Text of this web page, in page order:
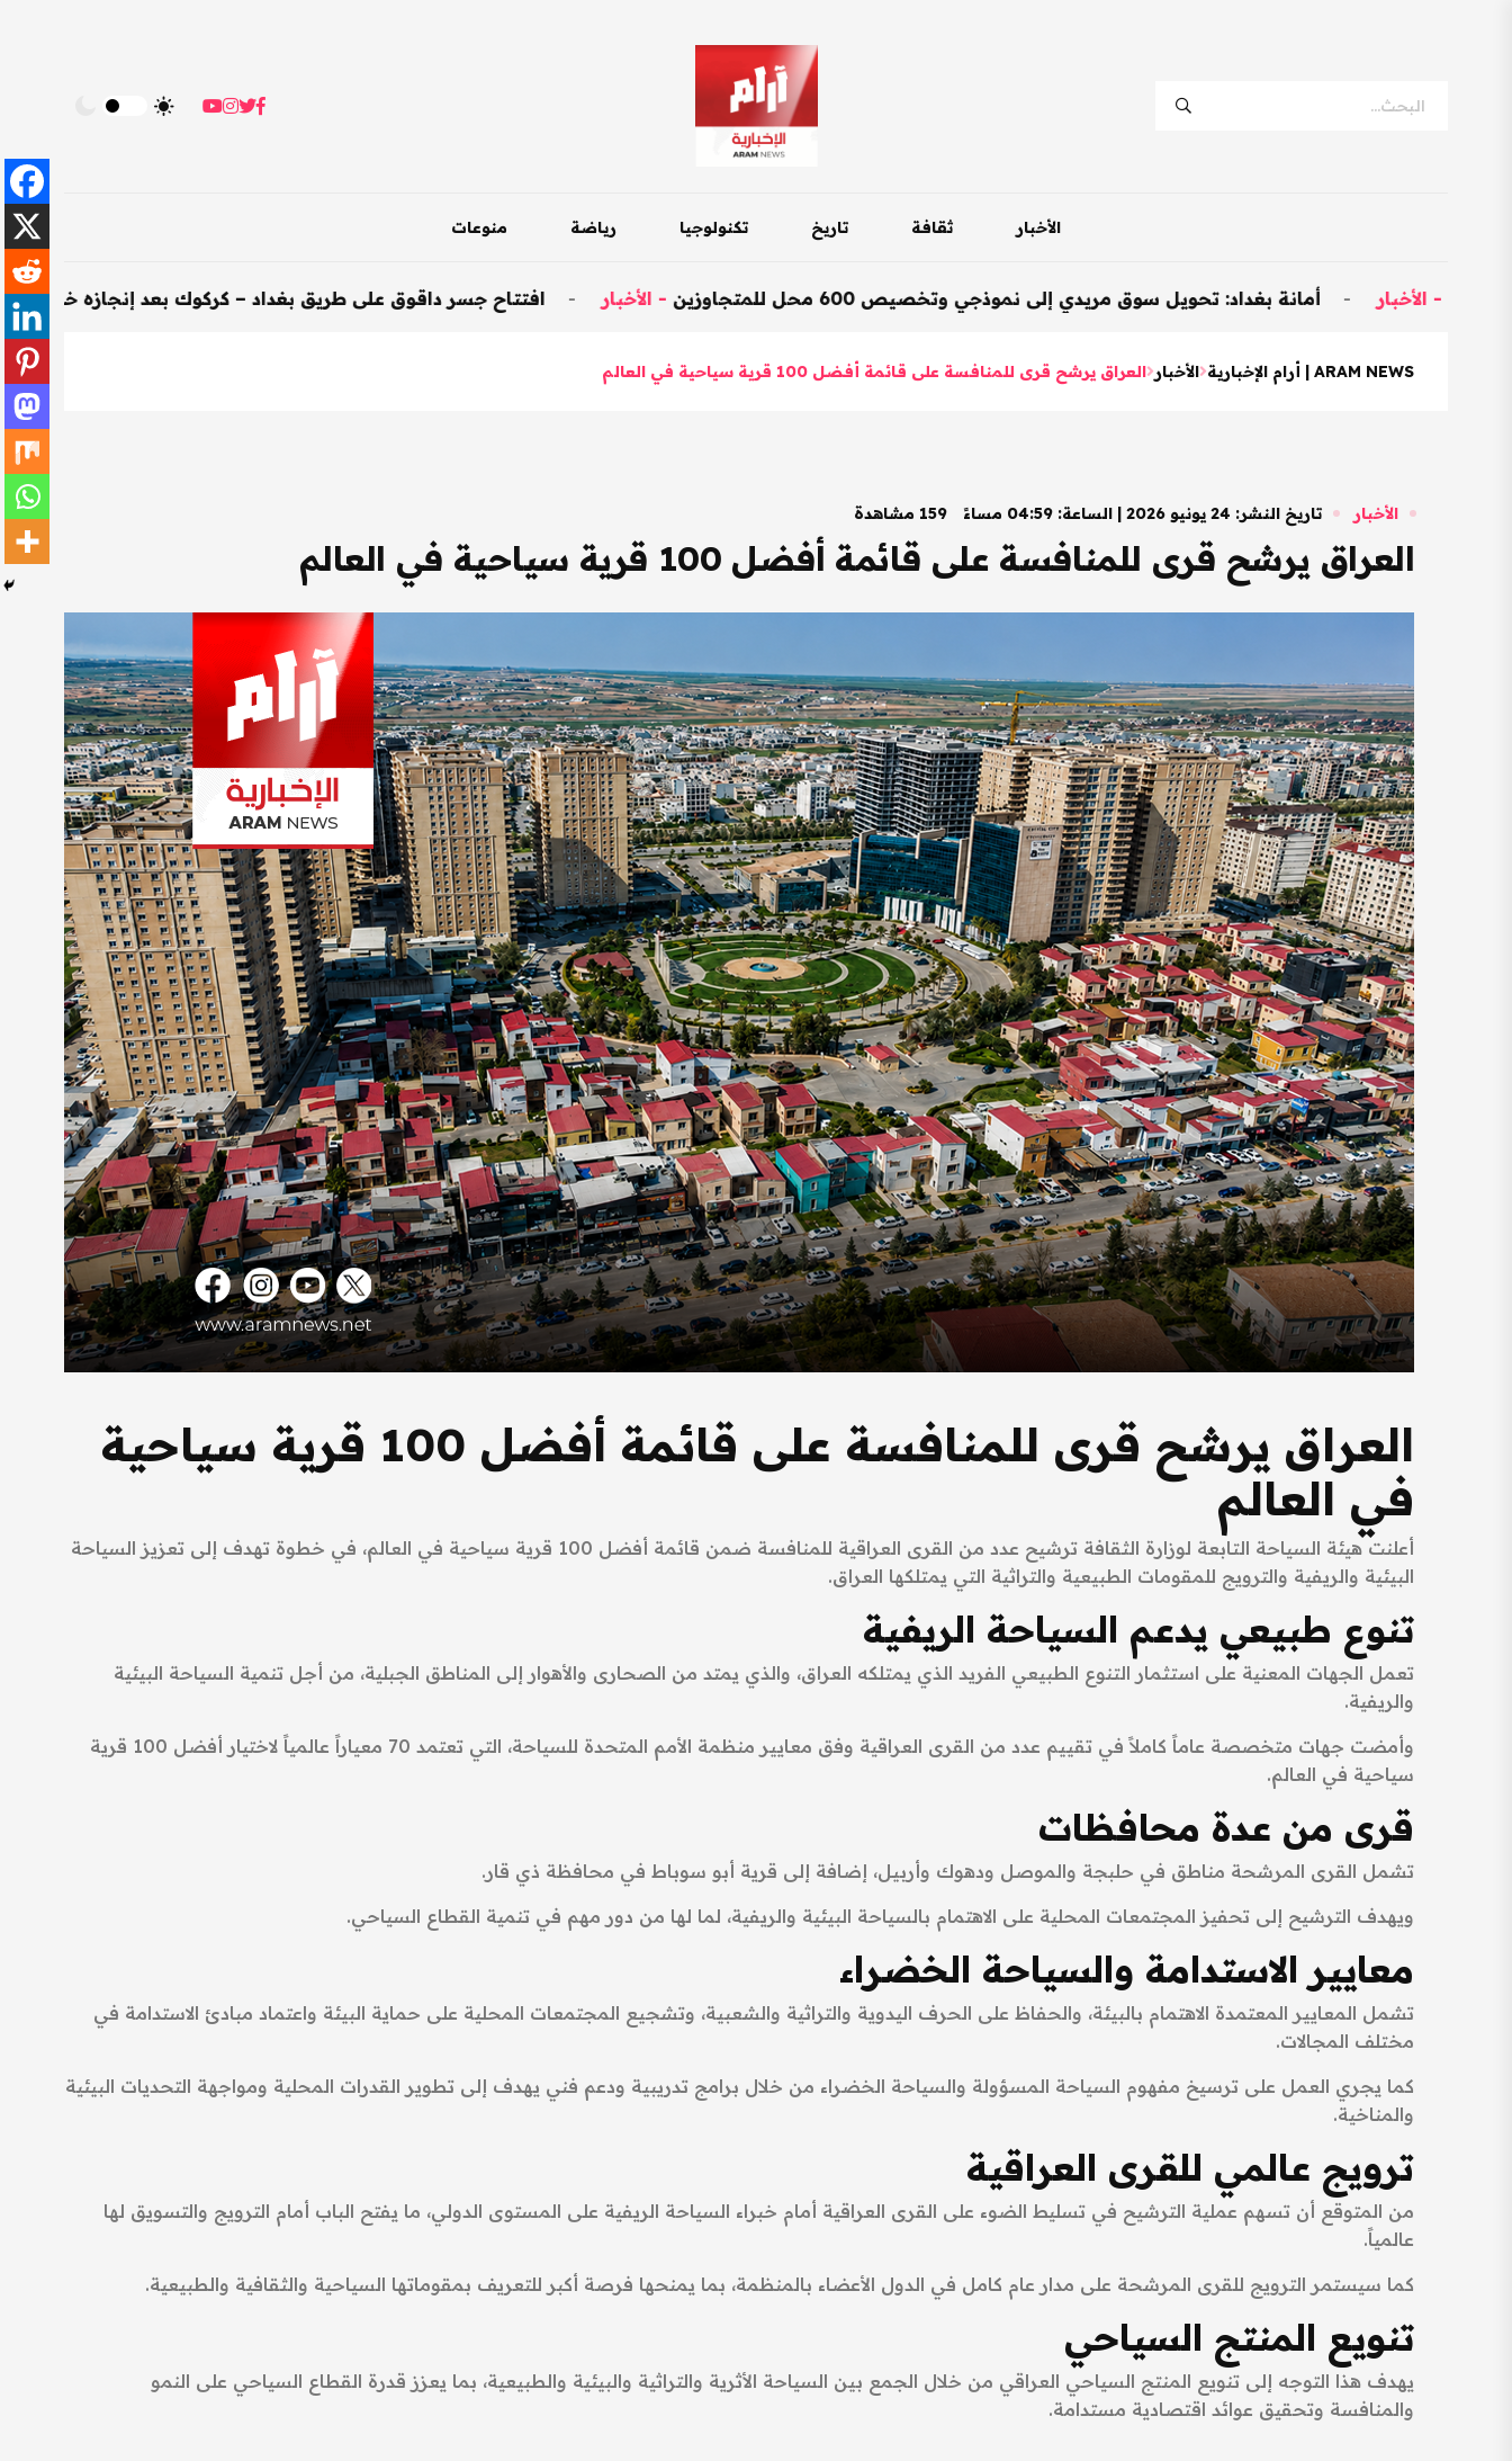
الأخبار ثقافة تاريخ تكنولوجيا رياضة منوعات
افتتاح جسر داقوق على طريق بغداد – كركوك بعد إنجازه خلال 200 يوم - - أمانة بغداد: تحويل سوق مريدي إلى نموذجي وتخصيص 600 محل للمتجاوزين -الأخبار
ARAM NEWS | أرام الإخبارية الأخبار العراق يرشح قرى للمنافسة على قائمة أفضل 100 قرية سياحية في العالم
الأخبار تاريخ النشر: 24 يونيو 2026 | الساعة: 04:59 مساءً 159 مشاهدة
العراق يرشح قرى للمنافسة على قائمة أفضل 100 قرية سياحية في العالم
العراق يرشح قرى للمنافسة على قائمة أفضل 100 قرية سياحية
في العالم
أعلنت هيئة السياحة التابعة لوزارة الثقافة ترشيح عدد من القرى العراقية للمنافسة ضمن قائمة أفضل 100 قرية سياحية في العالم، في خطوة تهدف إلى تعزيز السياحة
البيئية والريفية والترويج للمقومات الطبيعية والتراثية التي يمتلكها العراق.
تنوع طبيعي يدعم السياحة الريفية
تعمل الجهات المعنية على استثمار التنوع الطبيعي الفريد الذي يمتلكه العراق، والذي يمتد من الصحارى والأهوار إلى المناطق الجبلية، من أجل تنمية السياحة البيئية
والريفية.
وأمضت جهات متخصصة عاماً كاملاً في تقييم عدد من القرى العراقية وفق معايير منظمة الأمم المتحدة للسياحة، التي تعتمد 70 معياراً عالمياً لاختيار أفضل 100 قرية
سياحية في العالم.
قرى من عدة محافظات
تشمل القرى المرشحة مناطق في حلبجة والموصل ودهوك وأربيل، إضافة إلى قرية أبو سوباط في محافظة ذي قار.
ويهدف الترشيح إلى تحفيز المجتمعات المحلية على الاهتمام بالسياحة البيئية والريفية، لما لها من دور مهم في تنمية القطاع السياحي.
معايير الاستدامة والسياحة الخضراء
تشمل المعايير المعتمدة الاهتمام بالبيئة، والحفاظ على الحرف اليدوية والتراثية والشعبية، وتشجيع المجتمعات المحلية على حماية البيئة واعتماد مبادئ الاستدامة في
مختلف المجالات.
كما يجري العمل على ترسيخ مفهوم السياحة المسؤولة والسياحة الخضراء من خلال برامج تدريبية ودعم فني يهدف إلى تطوير القدرات المحلية ومواجهة التحديات البيئية
والمناخية.
ترويج عالمي للقرى العراقية
من المتوقع أن تسهم عملية الترشيح في تسليط الضوء على القرى العراقية أمام خبراء السياحة الريفية على المستوى الدولي، ما يفتح الباب أمام الترويج والتسويق لها
عالمياً.
كما سيستمر الترويج للقرى المرشحة على مدار عام كامل في الدول الأعضاء بالمنظمة، بما يمنحها فرصة أكبر للتعريف بمقوماتها السياحية والثقافية والطبيعية.
تنويع المنتج السياحي
يهدف هذا التوجه إلى تنويع المنتج السياحي العراقي من خلال الجمع بين السياحة الأثرية والتراثية والبيئية والطبيعية، بما يعزز قدرة القطاع السياحي على النمو
والمنافسة وتحقيق عوائد اقتصادية مستدامة.